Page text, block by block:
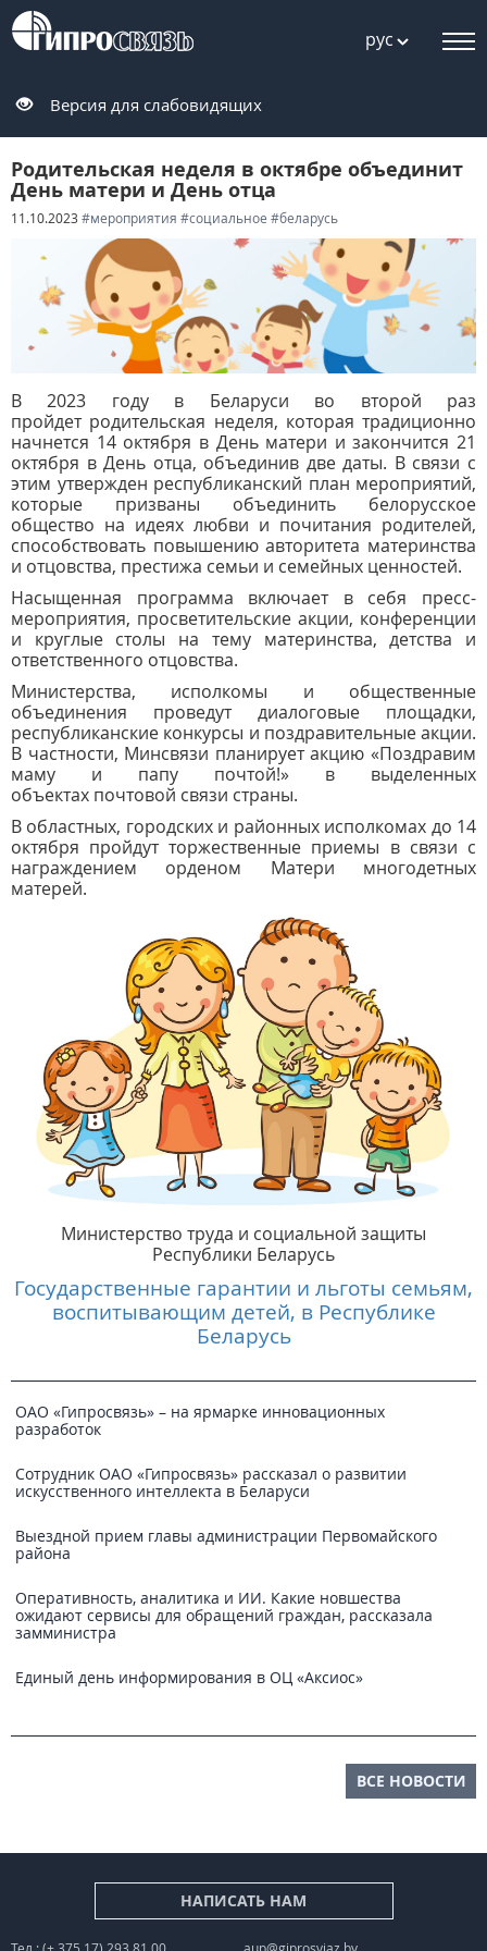
рус
Версия для слабовидящих
Родительская неделя в октябре объединит
День матери и День отца
11.10.2023 #мероприятия #социальное #беларусь
В 2023 году в Беларуси во второй раз
пройдет родительская неделя, которая традиционно
начнется 14 октября в День матери и закончится 21
октября в День отца, объединив две даты. В связи с
этим утвержден республиканский план мероприятий,
которые призваны объединить белорусское
общество на идеях любви и почитания родителей,
способствовать повышению авторитета материнства
и отцовства, престижа семьи и семейных ценностей.
Насыщенная программа включает в себя пресс-
мероприятия, просветительские акции, конференции
и круглые столы на тему материнства, детства и
ответственного отцовства.
Министерства, исполкомы и общественные
объединения проведут диалоговые площадки,
республиканские конкурсы и поздравительные акции.
В частности, Минсвязи планирует акцию «Поздравим
маму и папу почтой!» в выделенных
объектах почтовой связи страны.
В областных, городских и районных исполкомах до 14
октября пройдут торжественные приемы в связи с
награждением орденом Матери многодетных
матерей.
Министерство труда и социальной защиты
Республики Беларусь
Государственные гарантии и льготы семьям,
воспитывающим детей, в Республике
Беларусь
ОАО «Гипросвязь» – на ярмарке инновационных
разработок
Сотрудник ОАО «Гипросвязь» рассказал о развитии
искусственного интеллекта в Беларуси
Выездной прием главы администрации Первомайского
района
Оперативность, аналитика и ИИ. Какие новшества
ожидают сервисы для обращений граждан, рассказала
замминистра
Единый день информирования в ОЦ «Аксиос»
ВСЕ НОВОСТИ
НАПИСАТЬ НАМ